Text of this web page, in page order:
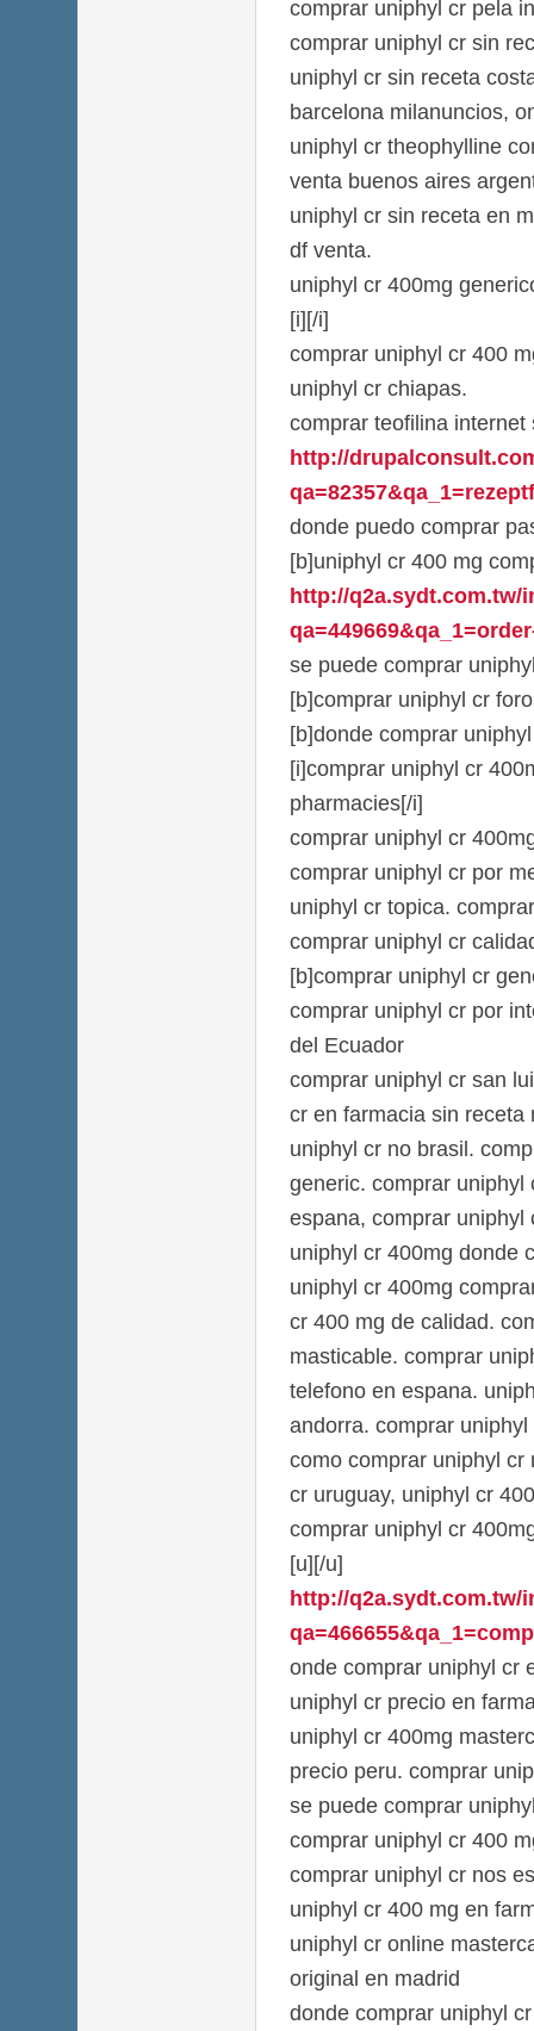
comprar uniphyl cr pela
comprar uniphyl cr sin
uniphyl cr sin receta
barcelona milanuncios,
uniphyl cr theophylline
venta buenos aires
uniphyl cr sin receta en
df venta.
uniphyl cr 400mg
[i][/i]
comprar uniphyl cr 400
uniphyl cr chiapas.
comprar teofilina internet
http://
donde puedo comprar
[b]uniphyl cr 400 mg
http://q2a.sydt.com.tw/
se puede comprar
[b]comprar uniphyl cr
[b]donde comprar
[i]comprar uniphyl cr
pharmacies[/i]
comprar uniphyl cr
comprar uniphyl cr por
uniphyl cr topica.
comprar uniphyl cr
[b]comprar uniphyl cr
comprar uniphyl cr por
del Ecuador
comprar uniphyl cr san
cr en farmacia sin receta
uniphyl cr no brasil.
generic. comprar uniphyl
espana, comprar uniphyl
uniphyl cr 400mg donde
uniphyl cr 400mg
cr 400 mg de calidad.
masticable. comprar
telefono en espana.
andorra. comprar
como comprar uniphyl
cr uruguay, uniphyl cr
comprar uniphyl cr
[u][/u]
http://q2a.sydt.com.tw/
onde comprar uniphyl cr
uniphyl cr precio en
uniphyl cr 400mg
precio peru. comprar
se puede comprar
comprar uniphyl cr 400
comprar uniphyl cr nos
uniphyl cr 400 mg en
uniphyl cr online
original en madrid
donde comprar uniphyl